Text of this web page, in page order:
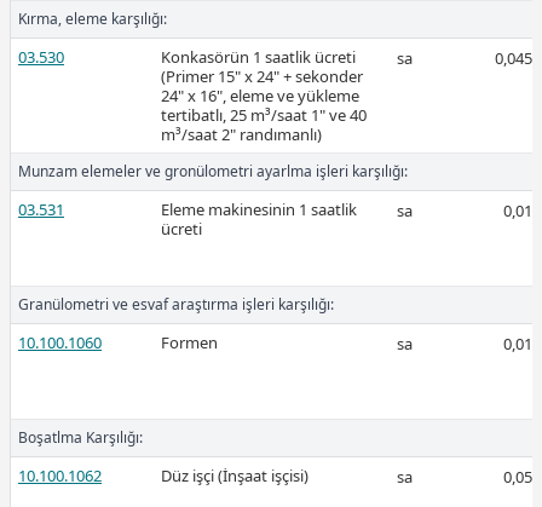
2026-Şubat
Ücretli
Ücretli
2026-Ocak
Kırma, eleme karşılığı:
03.530
Konkasörün 1 saatlik ücreti
(Primer 15" x 24" + sekonder
24" x 16", eleme ve yükleme
tertibatlı, 25 m³/saat 1" ve 40
m³/saat 2" randımanlı)
sa 0,045
Munzam elemeler ve gronülometri ayarlma işleri karşılığı:
03.531
Eleme makinesinin 1 saatlik
ücreti
sa 0,01
Granülometri ve esvaf araştırma işleri karşılığı:
10.100.1060 Formen sa 0,01
Boşatlma Karşılığı:
10.100.1062 Düz işçi (İnşaat işçisi) sa 0,05